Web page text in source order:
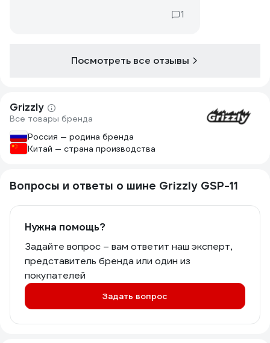
1
Посмотреть все отзывы
Grizzly
Все товары бренда
Россия — родина бренда
Китай — страна производства
Вопросы и ответы о шине Grizzly GSP-11
Нужна помощь?
Задайте вопрос – вам ответит наш эксперт,
представитель бренда или один из
покупателей
Задать вопрос